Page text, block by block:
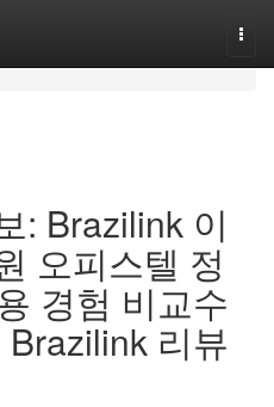
: Brazilink 이
오피스텔 정
경험 비교수
리뷰